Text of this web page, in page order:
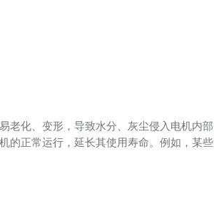
老化、变形，导致水分、灰尘侵入电机内
的正常运行，延长其使用寿命。例如，某